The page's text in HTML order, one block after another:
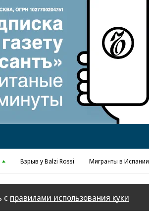
Взрыв у Balzi Rossi Мигранты в Испании
с правилами использования куки